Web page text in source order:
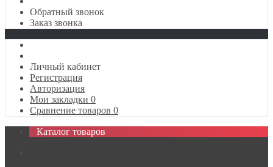
Обратный звонок
Заказ звонка
Личный кабинет
Регистрация
Авторизация
Мои закладки 0
Сравнение товаров 0
Каталог товаров